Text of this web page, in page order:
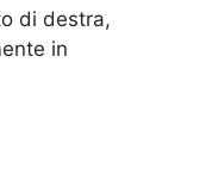
di destra,
in